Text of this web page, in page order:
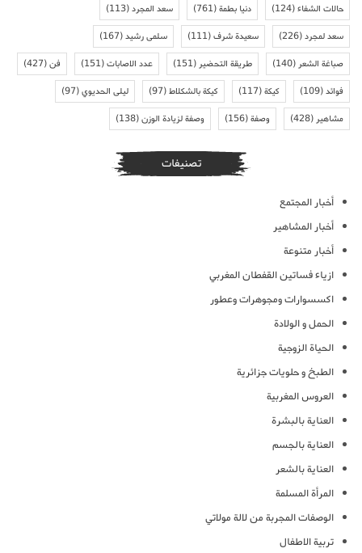
حالات الشفاء(124) دنيا بطمة(761) سعد المجرد(113)
سعد لمجرد(226) سعيدة شرف(111) سلمى رشيد(167)
صباغة الشعر(140) طريقة التحضير(151) عدد الاصابات(151) فن(427)
فوائد(109) كيكة(117) كيكة بالشكلاط(97) ليلى الحديوي(97)
مشاهير(428) وصفة(156) وصفة لزيادة الوزن(138)
تصنيفات
أخبار المجتمع
أخبار المشاهير
أخبار متنوعة
ازياء فساتين القفطان المغربي
اكسسوارات ومجوهرات وعطور
الحمل و الولادة
الحياة الزوجية
الطبخ و حلويات جزائرية
العروس المغربية
العناية بالبشرة
العناية بالجسم
العناية بالشعر
المرأة المسلمة
الوصفات المجربة من لالة مولاتي
تربية الاطفال